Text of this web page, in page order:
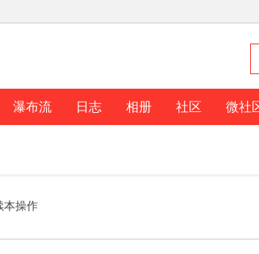
瀑布流 日志 相册 社区 微社
本操作